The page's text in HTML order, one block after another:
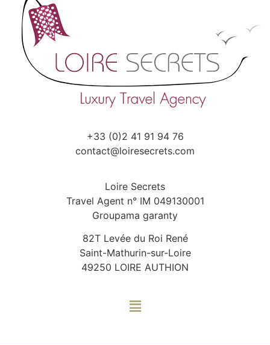
+33 (0)2 41 91 94 76
contact@loiresecrets.com
Loire Secrets
Travel Agent n° IM 049130001
Groupama garanty
82T Levée du Roi René
Saint-Mathurin-sur-Loire
49250 LOIRE AUTHION